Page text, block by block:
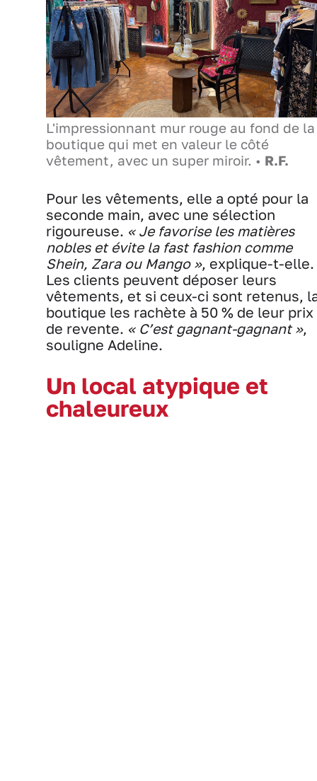
L'impressionnant mur rouge au fond de la
boutique qui met en valeur le côté
vêtement, avec un super miroir. • R.F.
Pour les vêtements, elle a opté pour la
seconde main, avec une sélection
rigoureuse. « Je favorise les matières
nobles et évite la fast fashion comme
Shein, Zara ou Mango », explique-t-elle.
Les clients peuvent déposer leurs
vêtements, et si ceux-ci sont retenus,
boutique les rachète à 50 % de leur prix
de revente. « C’est gagnant-gagnant »,
souligne Adeline.
Un local atypique et
chaleureux